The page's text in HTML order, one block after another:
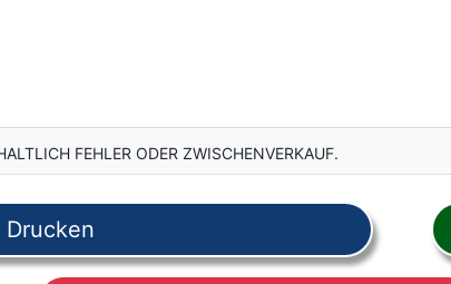
FEHLER ODER ZWISCHENVERKAUF.
Drucken